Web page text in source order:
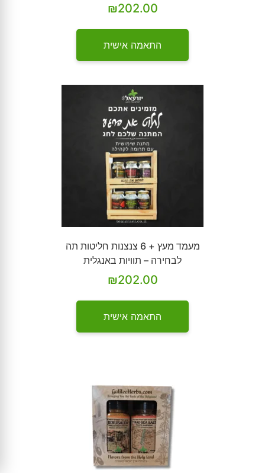
₪202.00
התאמה אישית
מעמד מעץ + 6 צנצנות חליטות תה
לבחירה – תוויות באנגלית
₪202.00
התאמה אישית